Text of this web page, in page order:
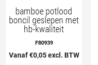
bamboe potlood
boncil geslepen met
hb-kwaliteit
F80939
Vanaf €0,05 excl. BTW